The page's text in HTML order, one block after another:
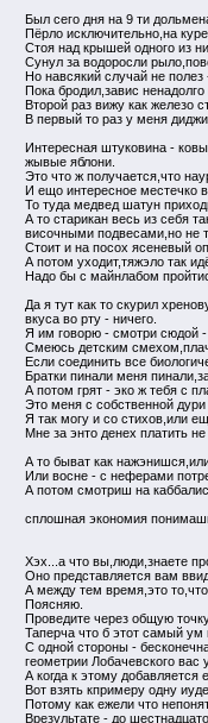
Был сего дня на 9 ти
Пёрло исключительно,на
Стоя над крышей одного из
Сунул за водоросли
Но навсякий случай не
Пока бродил,завис
Второй раз вижу как железо
В первый то раз у меня
Интересная штуковина -
жывые яблони.
Это что ж получается,что
И ещо интересное местечко в
То туда медвед шатун
А то старикан весь из себя
височными подвесами,но не
Стоит и на посох ясеневый
А потом уходит,тяжэло так
Надо бы с майнлабом
Да я тут как то скурил
вкуса во рту - ничего.
Я им говорю - смотри сюдой -
Смеюсь детским
Если соединить все
Братки пинали меня
А потом грят - эко ж тебя с
Это меня с собственной
Я так могу и со стихов,или
Мне за энто денех платить
А то быват как
Или восне - с неферами
А потом смотриш на
сплошная экономия
Хэх...а что вы,люди,знаете
Оно представляется вам
А между тем время,это
Поясняю.
Проведите через общую
Таперча что б этот самый ум
С одной стороны -
геометрии Лобачевского вас
А когда к этому добавляется
Вот взять кпримеру одну
Потому как ежели что
Врезультате - до